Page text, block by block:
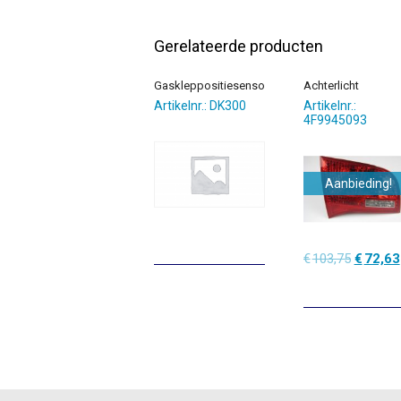
Gerelateerde producten
Gaskleppositiesensor
Artikelnr.: DK300
Achterlicht
Artikelnr.:
4F9945093
Aanbieding!
€103,75
€103,75.
€ 72,63